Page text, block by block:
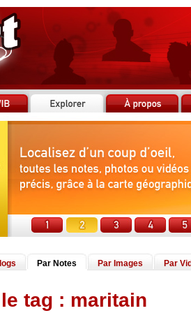
Par Notes Par Images Par
tag : maritain